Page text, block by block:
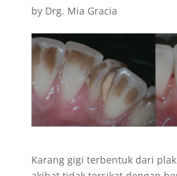
by Drg. Mia Gracia
Karang gigi terbentuk dari